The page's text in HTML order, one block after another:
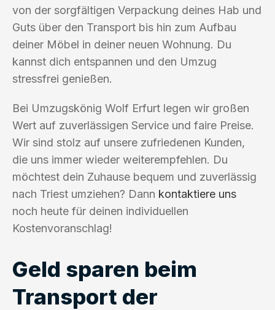
von der sorgfältigen Verpackung deines Hab und
Guts über den Transport bis hin zum Aufbau
deiner Möbel in deiner neuen Wohnung. Du
kannst dich entspannen und den Umzug
stressfrei genießen.
Bei Umzugskönig Wolf Erfurt legen wir großen
Wert auf zuverlässigen Service und faire Preise.
Wir sind stolz auf unsere zufriedenen Kunden,
die uns immer wieder weiterempfehlen. Du
möchtest dein Zuhause bequem und zuverlässig
nach Triest umziehen? Dann kontaktiere uns
noch heute für deinen individuellen
Kostenvoranschlag!
Geld sparen beim
Transport der